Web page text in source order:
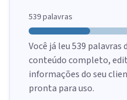
539palavras
Você já leu539 palavras
conteúdo completo,
informações do seu
pronta para uso.